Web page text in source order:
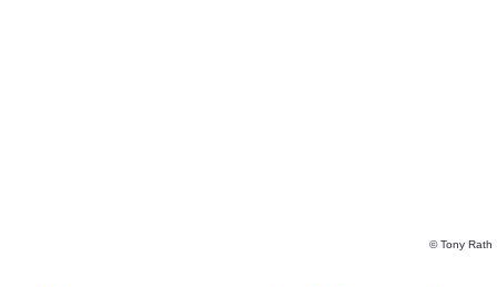
© Tony Rath